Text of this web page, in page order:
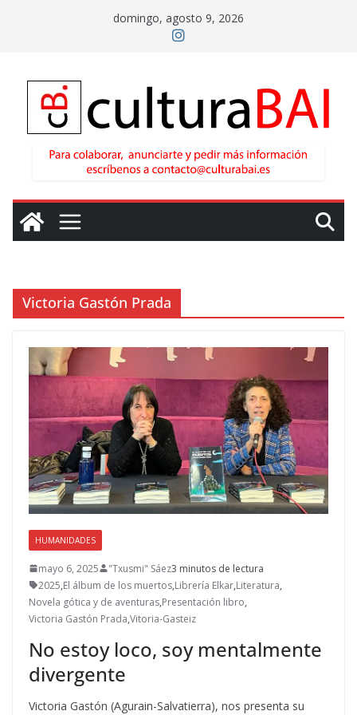
domingo, agosto 9, 2026
Victoria Gastón Prada
HUMANIDADES
mayo 6, 2025 "Txusmi" Sáez3 minutos de lectura
2025,El álbum de los muertos,Librería Elkar,Literatura,
Novela gótica y de aventuras,Presentación libro,
Victoria Gastón Prada,Vitoria-Gasteiz
No estoy loco, soy mentalmente
divergente
Victoria Gastón (Agurain-Salvatierra), nos presenta su